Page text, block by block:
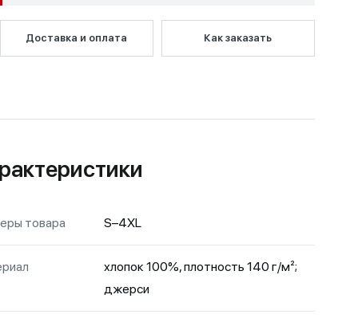
Доставка и оплата Как заказать
товара S–4XL
хлопок 100%, плотность 140 г/м²;
джерси